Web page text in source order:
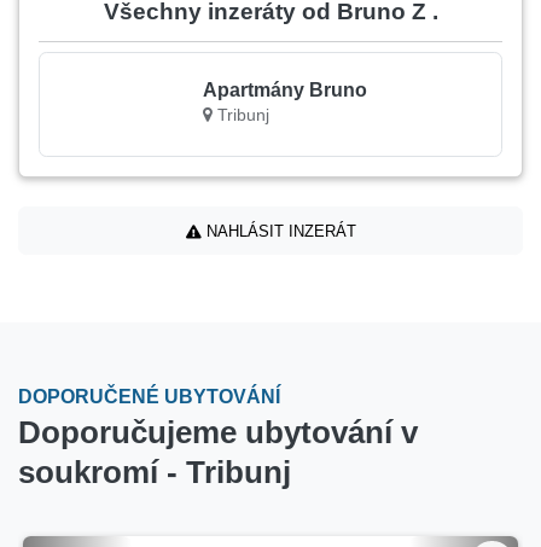
Všechny inzeráty od Bruno Z .
Apartmány Bruno
Tribunj
NAHLÁSIT INZERÁT
DOPORUČENÉ UBYTOVÁNÍ
Doporučujeme ubytování v
soukromí - Tribunj